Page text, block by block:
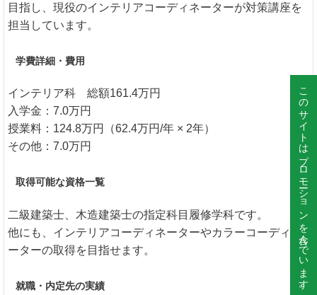
目指し、現役のインテリアコーディネーターが対策講座を
担当しています。
学費詳細・費用
インテリア科 総額161.4万円
入学金：7.0万円
授業料：124.8万円（62.4万円/年 × 2年）
その他：7.0万円
取得可能な資格一覧
二級建築士、木造建築士の指定科目履修学科です。
他にも、インテリアコーディネーターやカラーコーディネ
ーターの取得を目指せます。
就職・内定先の実績 このサイトはプロモーションを含んでいます。